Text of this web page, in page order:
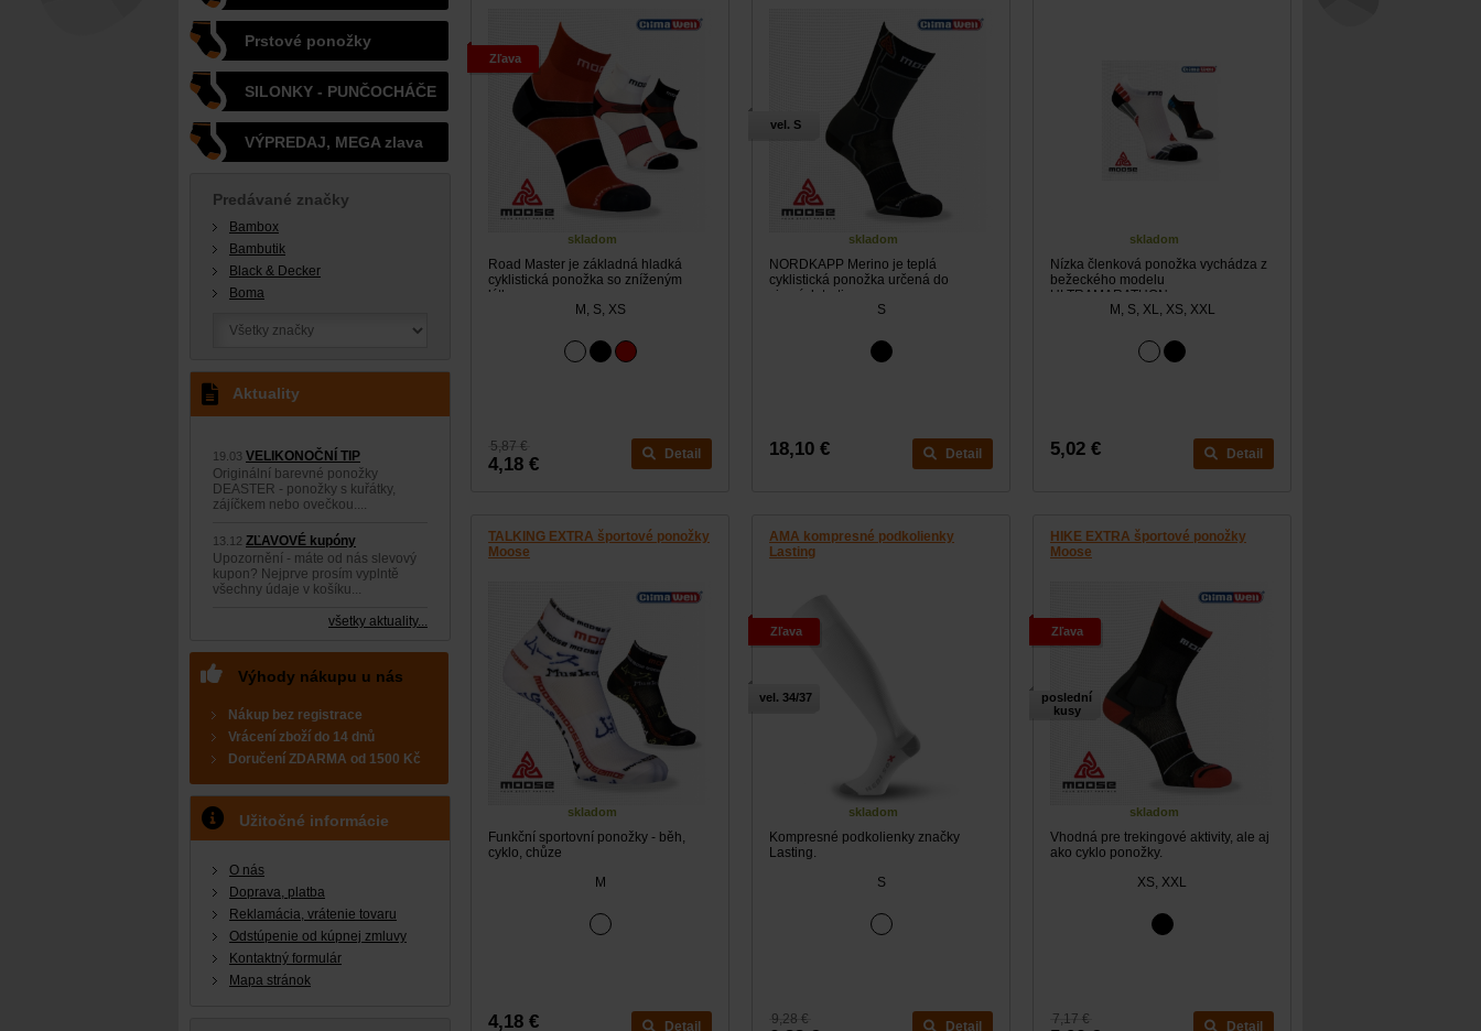
skladom
Road Master je základná hladká
cyklistická ponožka so zníženým
lýtkom a...
M, S, XS
Zľava
5,87 €
4,18 € Detail
skladom
NORDKAPP Merino je teplá
cyklistická ponožka určená do
zimných tretier....
S
vel. S
18,10 € Detail
skladom
Nízka členková ponožka vychádza z
bežeckého modelu
ULTRAMARATHON.
M, S, XL, XS, XXL
5,02 € Detail
TALKING EXTRA športové ponožky
Moose
skladom
Funkční sportovní ponožky - běh,
cyklo, chůze
M
4,18 € Detail
AMA kompresné podkolienky
Lasting
skladom
Kompresné podkolienky značky
Lasting.
S
vel. 34/37
Zľava
9,28 € Detail
HIKE EXTRA športové ponožky
Moose
skladom
Vhodná pre trekingové aktivity, ale aj
ako cyklo ponožky.
XS, XXL
poslední
kusy
Zľava
7,17 € Detail
Prstové ponožky
SILONKY - PUNČOCHÁČE
VÝPREDAJ, MEGA zlava
Predávané značky
Bambox
Bambutik
Black & Decker
Boma
Aktuality
19.03 VELIKONOČNÍ TIP
Originální barevné ponožky
DEASTER - ponožky s kuřátky,
zájíčkem nebo ovečkou....
13.12 ZĽAVOVÉ kupóny
Upozornění - máte od nás slevový
kupon? Nejprve prosím vyplntě
všechny údaje v košíku...
všetky aktuality...
Výhody nákupu u nás
Nákup bez registrace
Vrácení zboží do 14 dnů
Doručení ZDARMA od 1500 Kč
Užitočné informácie
O nás
Doprava, platba
Reklamácia, vrátenie tovaru
Odstúpenie od kúpnej zmluvy
Kontaktný formulár
Mapa stránok